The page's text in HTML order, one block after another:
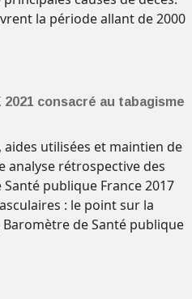
la période allant de 2000
2021 consacré au tabagisme
utilisées et maintien de
analyse rétrospective des
publique France 2017
: le point sur la
de Santé publique